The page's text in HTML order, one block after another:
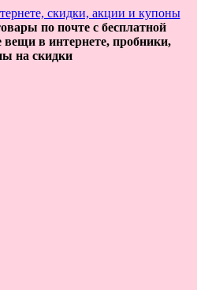
по почте с бесплатной
вещи в интернете, пробники,
на скидки